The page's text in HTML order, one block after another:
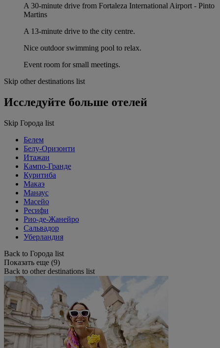
A 30-minute drive from Fortaleza International Airport - Pinto
Martins
A 13-minute drive to the city centre.
Nice outdoor swimming pool to relax.
Event room for small meetings.
Skip other destinations list
Исследуйте больше отелей
Skip Города list
Белем
Белу-Оризонти
Итажаи
Кампо-Гранде
Куритиба
Макаэ
Манаус
Масейо
Ресифи
Рио-де-Жанейро
Сальвадор
Уберландия
Back to Города list
Показать еще (9)
Back to other destinations list